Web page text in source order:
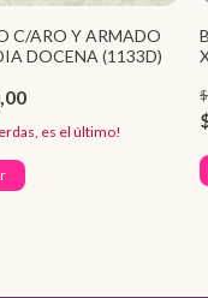
C/ARO Y ARMADO
DOCENA (1133D)
es el último!